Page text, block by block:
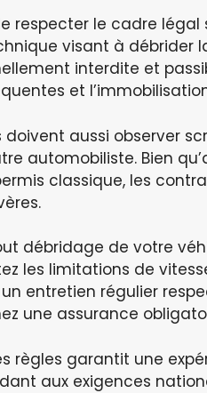
respecter le cadre légal
visant à débrider
interdite et
et
doivent aussi observer
automobiliste. Bien
classique, les
débridage de votre
les limitations de
un entretien régulier
une assurance
règles garantit une
aux exigences